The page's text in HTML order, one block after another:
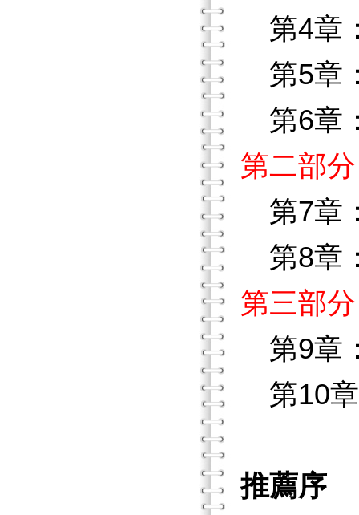
第4章
第5章
第6章
第二部
第7章
第8章
第三部
第9章
第10
推薦序